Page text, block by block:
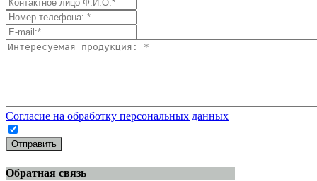
Согласие на обработку персональных данных
Отправить
Обратная связь